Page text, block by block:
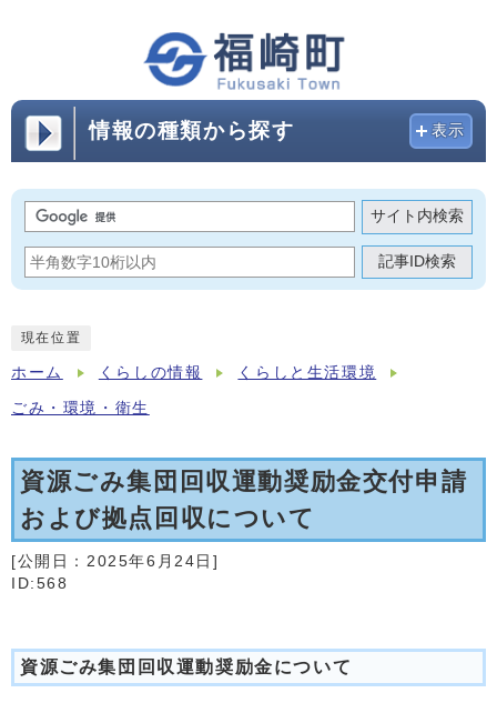
情報の種類から探す 表示
サイト内検索
記事ID検索
現在位置
ホーム くらしの情報 くらしと生活環境
ごみ・環境・衛生
資源ごみ集団回収運動奨励金交付申請
および拠点回収について
[公開日： 2025年6月24日 ]
ID:568
資源ごみ集団回収運動奨励金について